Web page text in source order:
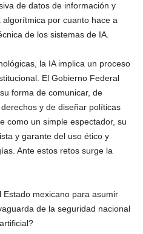
de datos de información y
por cuanto hace a
de los sistemas de IA.
la IA implica un proceso
El Gobierno Federal
forma de comunicar, de
y de diseñar políticas
como un simple espectador, su
y garante del uso ético y
Ante estos retos surge la
mexicano para asumir
de la seguridad nacional